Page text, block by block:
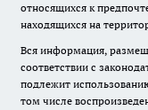
относящихся к
находящихся на
Вся информация,
соответствии с
подлежит
том числе